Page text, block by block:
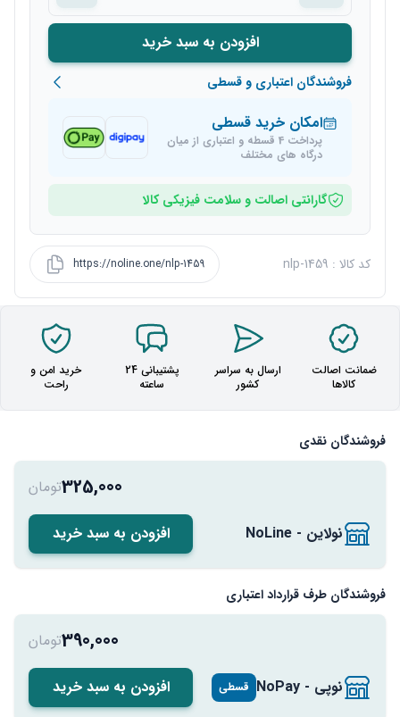
افزودن به سبد خرید
فروشندگان اعتباری و قسطی
امکان خرید قسطی
پرداخت 4 قسطه و اعتباری از میان
درگاه های مختلف
گارانتی اصالت و سلامت فیزیکی کالا
کد کالا : nlp-1459 https://noline.one/nlp-1459
ضمانت اصالت
کالاها
ارسال به سراسر
کشور
پشتیبانی 24
ساعته
خرید امن و
راحت
فروشندگان نقدی
نولاین - NoLine
325,000تومان
افزودن به سبد خرید
فروشندگان طرف قرارداد اعتباری
نوپی - NoPay قسطی
390,000تومان
افزودن به سبد خرید